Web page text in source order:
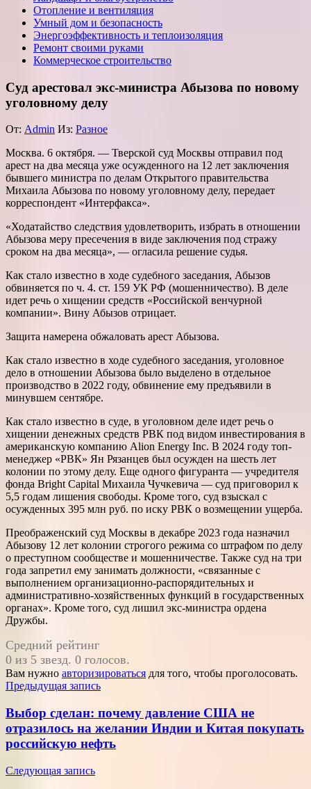
Отопление и вентиляция
Умный дом и безопасность
Энергоэффективность и теплоизоляция
Ремонт своими руками
Коммерческое строительство
Суд арестовал экс-министра Абызова по новому
уголовному делу
От: Admin Из: Разное
Москва. 6 октября. — Тверской суд Москвы отправил под
арест на два месяца уже осужденного на 12 лет заключения
бывшего министра по делам Открытого правительства
Михаила Абызова по новому уголовному делу, передает
корреспондент «Интерфакса».
«Ходатайство следствия удовлетворить, избрать в отношении
Абызова меру пресечения в виде заключения под стражу
сроком на два месяца», — огласила решение судья.
Как стало известно в ходе судебного заседания, Абызов
обвиняется по ч. 4. ст. 159 УК РФ (мошенничество). В деле
идет речь о хищении средств «Российской венчурной
компании». Вину Абызов отрицает.
Защита намерена обжаловать арест Абызова.
Как стало известно в ходе судебного заседания, уголовное
дело в отношении Абызова было выделено в отдельное
производство в 2022 году, обвинение ему предъявили в
минувшем сентябре.
Как стало известно в суде, в уголовном деле идет речь о
хищении денежных средств РВК под видом инвестирования в
американскую компанию Alion Energy Inc. В 2024 году топ-
менеджер «РВК» Ян Рязанцев был осужден на шесть лет
колонии по этому делу. Еще одного фигуранта — учредителя
фонда Bright Capital Михаила Чучкевича — суд приговорил к
5,5 годам лишения свободы. Кроме того, суд взыскал с
осужденных 395 млн руб. по иску РВК о возмещении ущерба.
Преображенский суд Москвы в декабре 2023 года назначил
Абызову 12 лет колонии строгого режима со штрафом по делу
о преступном сообществе и мошенничестве. Также суд на три
года запретил ему занимать должности, «связанные с
выполнением организационно-распорядительных и
административно-хозяйственных функций в государственных
органах». Кроме того, суд лишил экс-министра ордена
Дружбы.
Средний рейтинг
0 из 5 звезд. 0 голосов.
Вам нужно авторизироваться для того, чтобы проголосовать.
Навигация
по
записям
Предыдущая запись
Выбор сделан: почему давление США не
отразилось на желании Индии и Китая покупать
российскую нефть
Следующая запись